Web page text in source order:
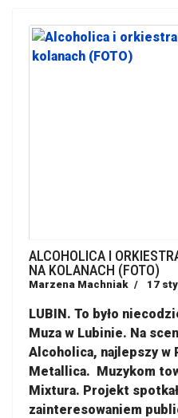
ALCOHOLICA I
NA KOLANACH (FOTO)
Marzena Machniak 17
LUBIN. To było
Muza w Lubinie. Na
Alcoholica, najlepszy w
Metallica. Muzykom
Mixtura. Projekt
zainteresowaniem